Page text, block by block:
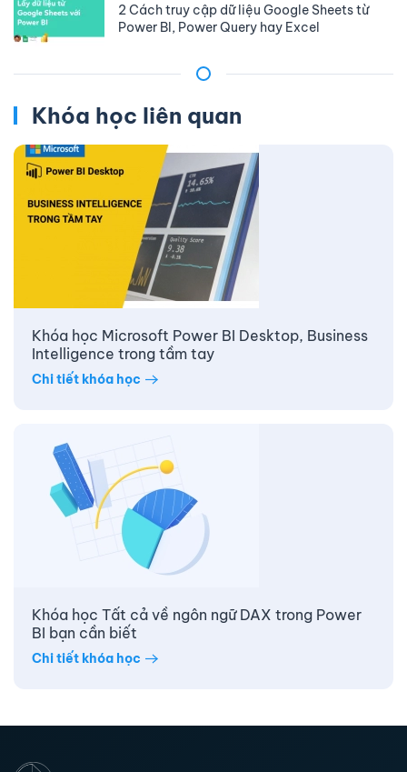
2 Cách truy cập dữ liệu Google Sheets từ
Power BI, Power Query hay Excel
Khóa học liên quan
Khóa học Microsoft Power BI Desktop, Business
Intelligence trong tầm tay
Chi tiết khóa học
Khóa học Tất cả về ngôn ngữ DAX trong Power
BI bạn cần biết
Chi tiết khóa học